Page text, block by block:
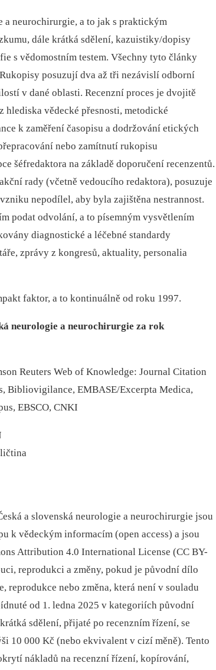
neurochirurgie, a to jak s praktickým
dále krátká sdělení, kazuistiky/dopisy
s vědomostním testem. Všechny tyto články
posuzují dva až tři nezávislí odborní
v dané oblasti. Recenzní proces je dvojitě
hlediska vědecké přesnosti, metodické
k zaměření časopisu a dodržování etických
nebo zamítnutí rukopisu
šéfredaktora na základě doporučení recenzentů.
rady (včetně vedoucího redaktora), posuzuje
nepodílel, aby byla zajištěna nestrannost.
podat odvolání, a to písemným vysvětlením
diagnostické a léčebné standardy
zprávy z kongresů, aktuality, personalia
faktor, a to kontinuálně od roku 1997.
neurologie a neurochirurgie za rok
Reuters Web of Knowledge: Journal Citation
Bibliovigilance, EMBASE/Excerpta Medica,
EBSCO, CNKI
a slovenská neurologie a neurochirurgie jsou
k vědeckým informacím (open access) a jsou
Attribution 4.0 International License (CC BY-
reprodukci a změny, pokud je původní dílo
reprodukce nebo změna, která není v souladu
od 1. ledna 2025 v kategoriích původní
sdělení, přijaté po recenzním řízení, se
10 000 Kč (nebo ekvivalent v cizí měně). Tento
nákladů na recenzní řízení, kopírování,